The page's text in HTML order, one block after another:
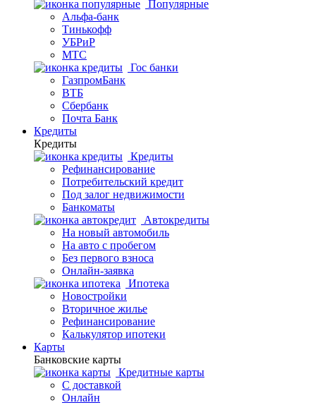
Популярные
Альфа-банк
Тинькофф
УБРиР
МТС
Гос банки
ГазпромБанк
ВТБ
Сбербанк
Почта Банк
Кредиты
Кредиты
Кредиты
Рефинансирование
Потребительский кредит
Под залог недвижимости
Банкоматы
Автокредиты
На новый автомобиль
На авто с пробегом
Без первого взноса
Онлайн-заявка
Ипотека
Новостройки
Вторичное жилье
Рефинансирование
Калькулятор ипотеки
Карты
Банковские карты
Кредитные карты
С доставкой
Онлайн